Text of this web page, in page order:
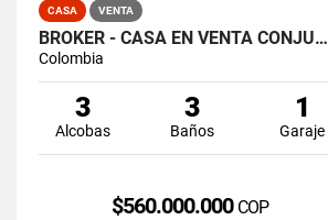
CASA VENTA
BROKER - CASA EN VENTA CONJU…
Colombia
3
Alcobas
3
Baños
1
Garaje
$560.000.000 COP